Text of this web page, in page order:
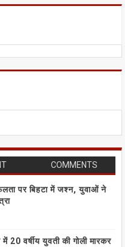
COMMENTS
पर बिहटा में जश्न, युवाओं ने
में 20 वर्षीय युवती की गोली मारकर